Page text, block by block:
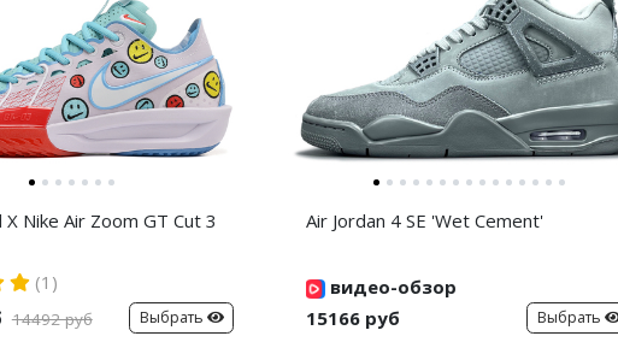
X Nike Air Zoom GT Cut 3
(1)
14492 руб Выбрать
Air Jordan 4 SE 'Wet Cement'
видео-обзор
15166 руб
Выбрать